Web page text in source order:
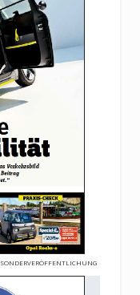
SONDERVERÖFFENTLICHUNG